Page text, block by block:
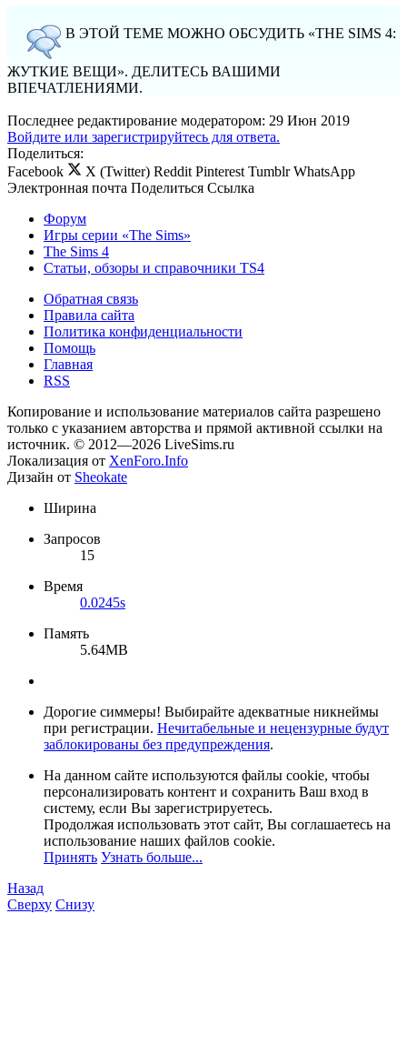
В ЭТОЙ ТЕМЕ МОЖНО ОБСУДИТЬ «THE SIMS 4:
ЖУТКИЕ ВЕЩИ». ДЕЛИТЕСЬ ВАШИМИ
ВПЕЧАТЛЕНИЯМИ.
Последнее редактирование модератором: 29 Июн 2019
Войдите или зарегистрируйтесь для ответа.
Поделиться:
Facebook
X (Twitter) Reddit Pinterest Tumblr WhatsApp
Электронная почта Поделиться Ссылка
Форум
Игры серии «The Sims»
The Sims 4
Статьи, обзоры и справочники TS4
Обратная связь
Правила сайта
Политика конфиденциальности
Помощь
Главная
RSS
Копирование и использование материалов сайта разрешено
только с указанием авторства и прямой активной ссылки на
источник. © 2012—2026 LiveSims.ru
Локализация от XenForo.Info
Дизайн от Sheokate
Ширина
Запросов
15
Время
0.0245s
Память
5.64MB
Дорогие симмеры! Выбирайте адекватные никнеймы
при регистрации. Нечитабельные и нецензурные будут
заблокированы без предупреждения.
На данном сайте используются файлы cookie, чтобы
персонализировать контент и сохранить Ваш вход в
систему, если Вы зарегистрируетесь.
Продолжая использовать этот сайт, Вы соглашаетесь на
использование наших файлов cookie.
Принять Узнать больше...
Назад
Сверху Снизу